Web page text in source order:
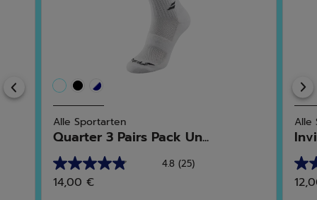
Previous
Alle Sportarten
Quarter 3 Pairs Pack Un...
4.8 (25)
4.8
von
14,00 €
Alle
4.7
von